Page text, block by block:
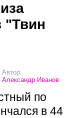
"Твин
Автор:
Александр Иванов
по
в 44